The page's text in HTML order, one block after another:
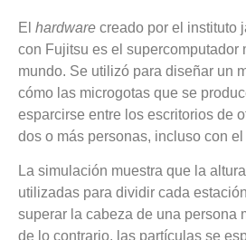
El hardware creado por el instituto
con Fujitsu es el supercomputador
mundo. Se utilizó para diseñar un
cómo las microgotas que se
esparcirse entre los escritorios de
dos o más personas, incluso con
La simulación muestra que la
utilizadas para dividir cada
superar la cabeza de una persona
de lo contrario, las partículas se